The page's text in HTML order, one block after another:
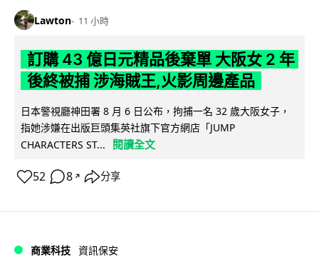
Lawton 11 小時
訂購 43 億日元精品後棄單 大阪女 2 年
後終被捕 涉海賊王,火影周邊產品
日本警視廳神田署 8 月 6 日公布，拘捕一名 32 歲大阪女子，
指她涉嫌在出版巨頭集英社旗下官方網店「JUMP
CHARACTERS ST...
閱讀全文
52 8 ↗ 分享
商業科技 資訊保安